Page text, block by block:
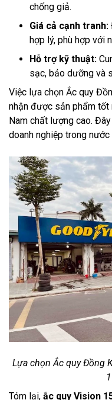
chống giả.
Giá cả cạnh tranh:
hợp lý, phù hợp với
Hỗ trợ kỹ thuật:
sạc, bảo dưỡng và
Việc lựa chọn Ắc quy
nhận được sản phẩm tốt
Nam chất lượng cao.
doanh nghiệp trong
Lựa chọn Ắc quy Đồng
Tóm lại, ắc quy Vision